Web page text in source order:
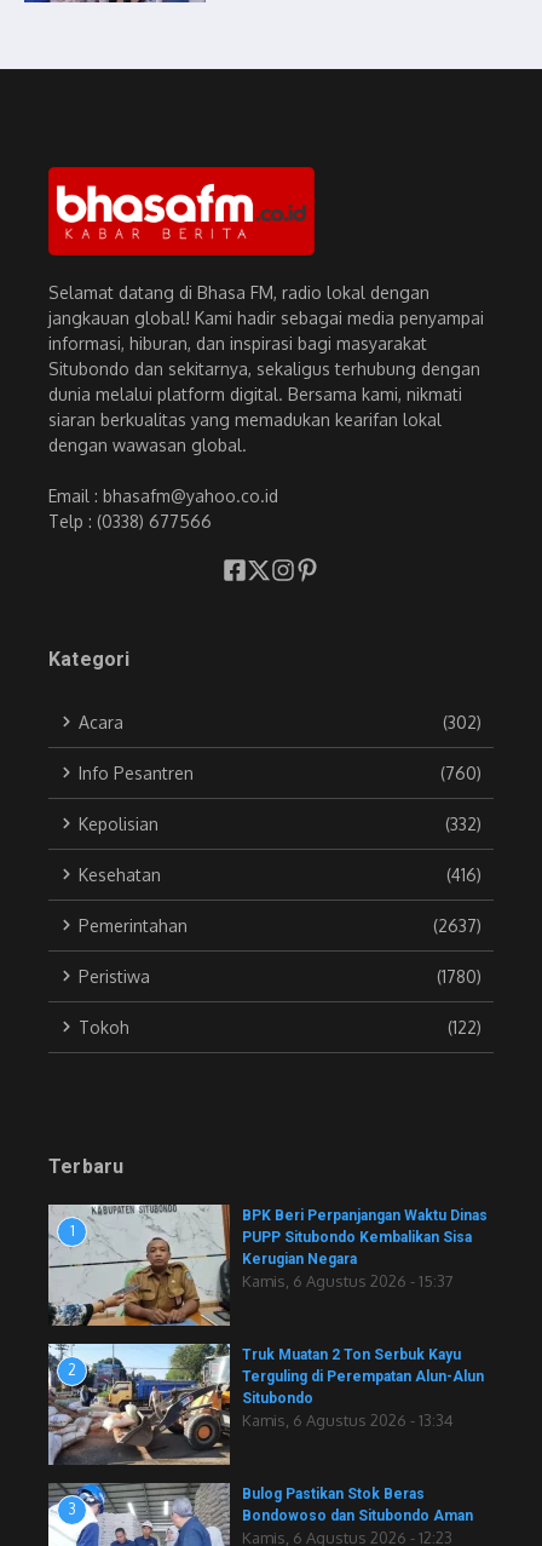
Selamat datang di Bhasa FM, radio lokal dengan
jangkauan global! Kami hadir sebagai media penyampai
informasi, hiburan, dan inspirasi bagi masyarakat
Situbondo dan sekitarnya, sekaligus terhubung dengan
dunia melalui platform digital. Bersama kami, nikmati
siaran berkualitas yang memadukan kearifan lokal
dengan wawasan global.
Email : bhasafm@yahoo.co.id
Telp : (0338) 677566
Kategori
Acara (302)
Info Pesantren (760)
Kepolisian (332)
Kesehatan (416)
Pemerintahan (2637)
Peristiwa (1780)
Tokoh (122)
Terbaru
1
BPK Beri Perpanjangan Waktu Dinas
PUPP Situbondo Kembalikan Sisa
Kerugian Negara
Kamis, 6 Agustus 2026 - 15:37
2
Truk Muatan 2 Ton Serbuk Kayu
Terguling di Perempatan Alun-Alun
Situbondo
Kamis, 6 Agustus 2026 - 13:34
3
Bulog Pastikan Stok Beras
Bondowoso dan Situbondo Aman
Kamis, 6 Agustus 2026 - 12:23